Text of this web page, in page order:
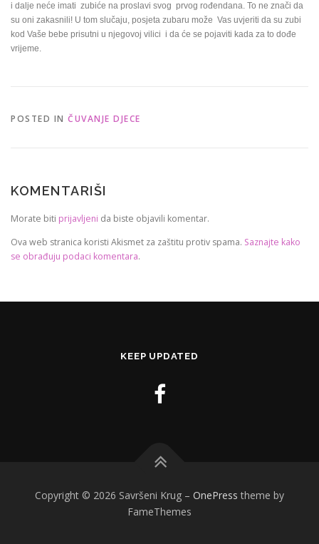
i dalje neće imati zubiće na proslavi svog prvog rođendana. To ne znači da
su oni zakasnili! U tom slučaju, posjeta zubaru može Vas uvjeriti da su zubi
kod Vaše bebe prisutni u njegovoj vilici i da će se pojaviti kada za to dođe
vrijeme.
POSTED IN ČUVANJE DJECE
KOMENTARIŠI
Morate biti prijavljeni da biste objavili komentar.
Ova web stranica koristi Akismet za zaštitu protiv spama. Saznajte kako
se obrađuju podaci komentara.
KEEP UPDATED
Copyright © 2026 Savršeni Krug – OnePress theme by
FameThemes